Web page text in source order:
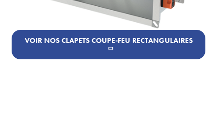
VOIR NOS CLAPETS COUPE-FEU RECTANGULAIRES